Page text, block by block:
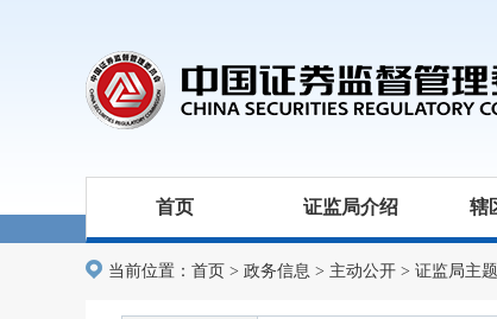
首页 证监局介绍 辖
当前位置： 首页 > 政务信息 > 主动公开 > 证监局主